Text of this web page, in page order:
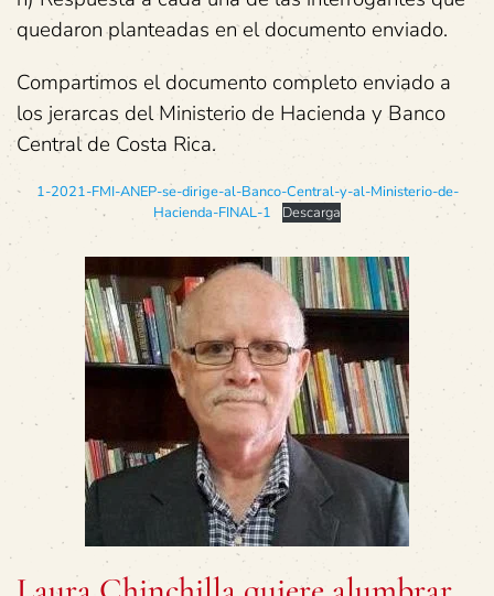
quedaron planteadas en el documento enviado.
Compartimos el documento completo enviado a
los jerarcas del Ministerio de Hacienda y Banco
Central de Costa Rica.
1-2021-FMI-ANEP-se-dirige-al-Banco-Central-y-al-Ministerio-de-
Hacienda-FINAL-1
Descarga